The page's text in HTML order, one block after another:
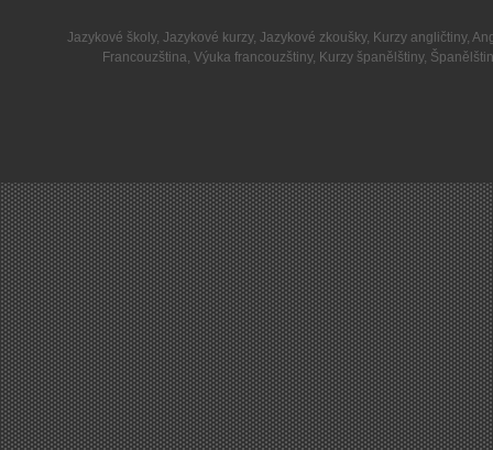
Jazykové školy, Jazykové kurzy, Jazykové zkoušky, Kurzy angličtiny,
Francouzština,Výuka francouzštiny, Kurzy španělštiny,